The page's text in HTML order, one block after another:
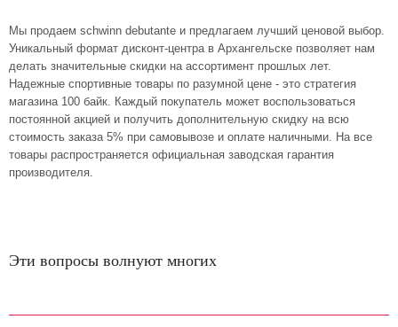
Мы продаем schwinn debutante и предлагаем лучший ценовой выбор.
Уникальный формат дисконт-центра в Архангельске позволяет нам
делать значительные скидки на ассортимент прошлых лет.
Надежные спортивные товары по разумной цене - это стратегия
магазина 100 байк. Каждый покупатель может воспользоваться
постоянной акцией и получить дополнительную скидку на всю
стоимость заказа 5% при самовывозе и оплате наличными. На все
товары распространяется официальная заводская гарантия
производителя.
Эти вопросы волнуют многих